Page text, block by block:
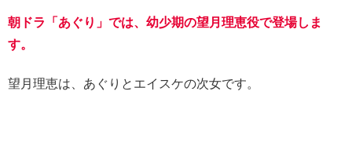
朝ドラ「あぐり」では、幼少期の望月理恵役で登場しま
す。
望月理恵は、あぐりとエイスケの次女です。